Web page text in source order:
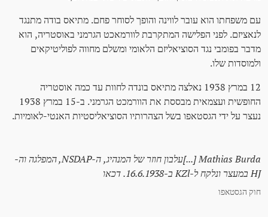
עם משפחתו הוא עובר לווינה והופך לסוחר פחם. מתיאס בודה מתנגד
לנאציזם. לפני הפלישה המתקרבת לוורמאכט הגרמני באוסטריה, הוא
מדבר בפומבי נגד הסוציאליזם הלאומי ומשלם מחווה לפוליטיקאים
ולמוסדות שלו.
12 במרץ 1938 נאלצה מתיאס בונדה לחוות עד כמה אוסטריה
החופשית ועצמאית מבססת את הוורמכט הגרמני. ב-15 במרץ 1938
נעצר על ידי הגסטאפו בשל הצהרותיו הסוציאליסטיות האנטי-לאומיות.
Mathias Burda [...]עלבון חוזר של המנהיג, ה-NSDAP, המפלגה וה-
HJ במעצר ונלקח ל-KZl ב-16.6.1938. דכאו
חוק הגסטאפו